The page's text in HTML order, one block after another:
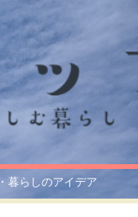
暮らしのアイデア